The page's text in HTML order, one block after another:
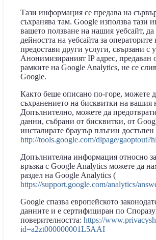
Тази информация се предава на
съхранява там. Google използва тази
вашето ползване на нашия уебсайт, да
дейността на уебсайта за операторите
предостави други услуги, свързани с
Анонимизираният IP адрес, предаван
рамките на Google Analytics, не се
Google.
Както беше описано по-горе, можете
съхранението на бисквитки на вашия
Допълнително, можете да
данни, събрани от бисквитки, от
инсталирате браузър плъгин
http://tools.google.com/dlpage/
Допълнителна информация относно
връзка с Google Analytics можете да
раздел на Google Analytics (
https://support.google.com/analytics/
Google спазва европейското
данните и е сертифициран по
поверителността: https://
id=a2zt000000001L5AAI